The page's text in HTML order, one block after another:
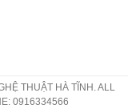
THUẬT HÀ TĨNH. ALL
0916334566